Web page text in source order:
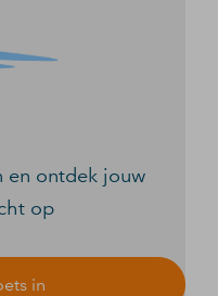
en ontdek jouw
op
in